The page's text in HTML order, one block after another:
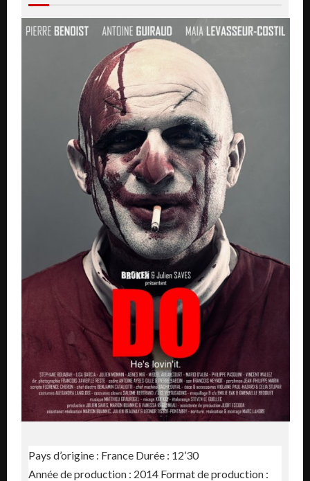
Pays d’origine : France Durée : 12’30
Année de production : 2014 Format de production :